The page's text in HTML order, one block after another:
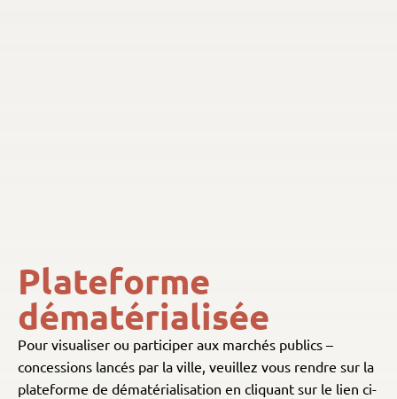
Plateforme
dématérialisée
Pour visualiser ou participer aux marchés publics –
concessions lancés par la ville, veuillez vous rendre sur la
plateforme de dématérialisation en cliquant sur le lien ci-